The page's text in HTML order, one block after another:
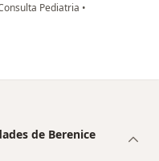
Pediatria •
Sousa
de Berenice